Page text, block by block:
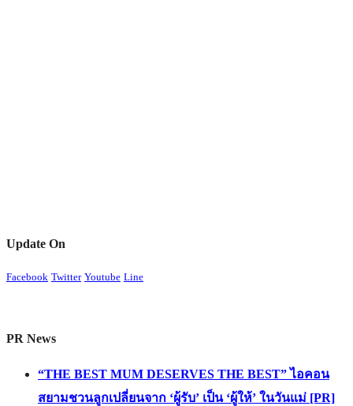
Update On
Facebook Twitter Youtube Line
PR News
“THE BEST MUM DESERVES THE BEST” ไอคอน
สยามชวนลูกเปลี่ยนจาก ‘ผู้รับ’ เป็น ‘ผู้ให้’ ในวันแม่ [PR]